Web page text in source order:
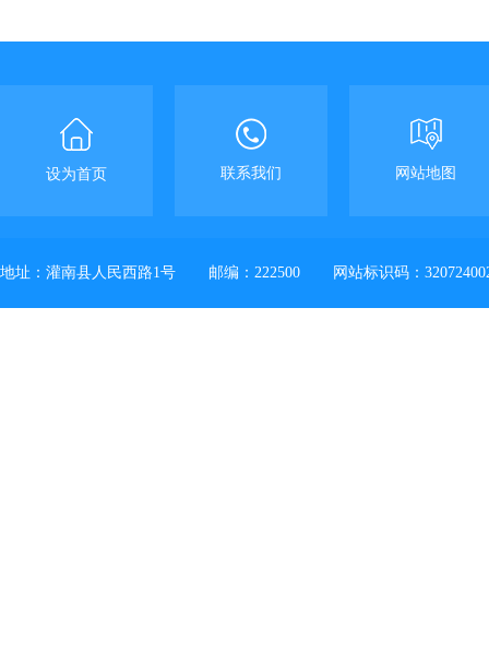
设为首页 联系我们 网站地图
地址：灌南县人民西路1号 邮编：222500 网站标识码：